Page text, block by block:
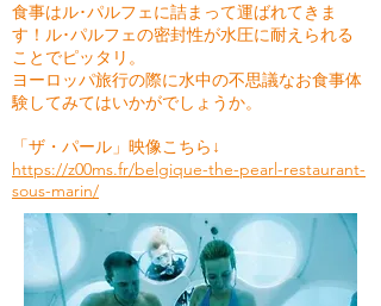
食事はル･パルフェに詰まって運ばれてきま
す！ル･パルフェの密封性が水圧に耐えられる
ことでピッタリ。
ヨーロッパ旅行の際に水中の不思議なお食事体
験してみてはいかがでしょうか。
「ザ・パール」映像こちら↓
https://z00ms.fr/belgique-the-pearl-restaurant-
sous-marin/